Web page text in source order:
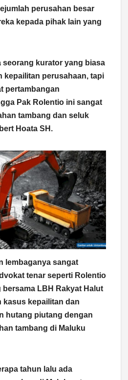
perusahan besar
kepada pihak lain yang
seorang kurator yang biasa
kepailitan perusahaan, tapi
pertambangan
Pak Rolentio ini sangat
tambang dan seluk
Hoata SH.
lembaganya sangat
tenar seperti Rolentio
LBH Rakyat Halut
kasus kepailitan dan
hutang piutang dengan
tambang di Maluku
tahun lalu ada